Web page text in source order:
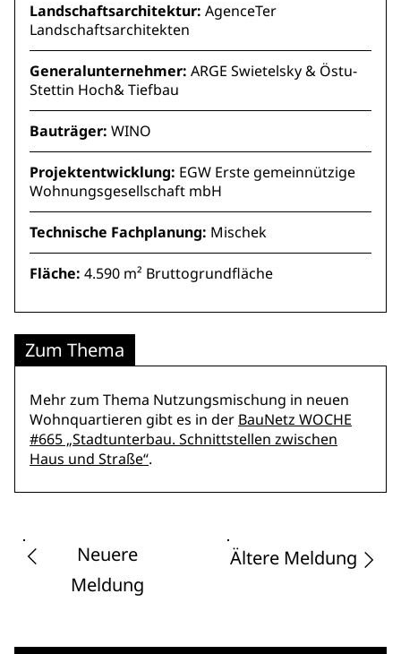
Landschaftsarchitektur: AgenceTer
Landschaftsarchitekten
Generalunternehmer: ARGE Swietelsky & Östu-
Stettin Hoch& Tiefbau
Bauträger: WINO
Projektentwicklung: EGW Erste gemeinnützige
Wohnungsgesellschaft mbH
Technische Fachplanung: Mischek
Fläche: 4.590 m² Bruttogrundfläche
Zum Thema
Mehr zum Thema Nutzungsmischung in neuen
Wohnquartieren gibt es in der BauNetz WOCHE
#665 „Stadtunterbau. Schnittstellen zwischen
Haus und Straße“.
Neuere
Meldung
Ältere Meldung